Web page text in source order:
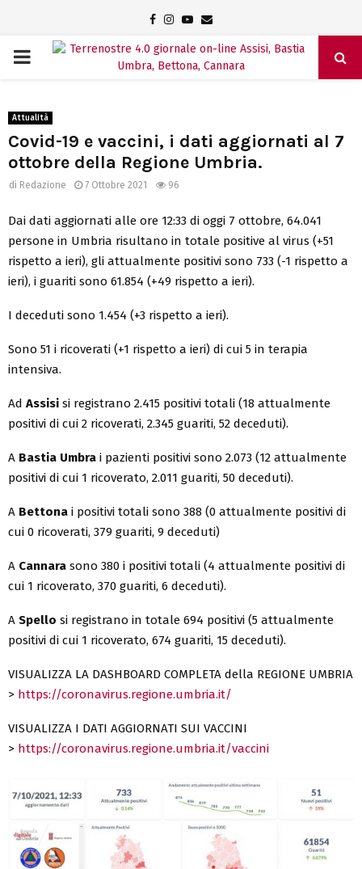
Facebook
Instagram
Youtube
Email
PRIMARY
Attualità
Covid-19 e vaccini, i dati aggiornati al 7
ottobre della Regione Umbria.
di Redazione 7 Ottobre 2021 96
Dai dati aggiornati alle ore 12:33 di oggi 7 ottobre, 64.041
persone in Umbria risultano in totale positive al virus (+51
rispetto a ieri), gli attualmente positivi sono 733 (-1 rispetto a
ieri), i guariti sono 61.854 (+49 rispetto a ieri).
I deceduti sono 1.454 (+3 rispetto a ieri).
Sono 51 i ricoverati (+1 rispetto a ieri) di cui 5 in terapia
intensiva.
Ad Assisi si registrano 2.415 positivi totali (18 attualmente
positivi di cui 2 ricoverati, 2.345 guariti, 52 deceduti).
A Bastia Umbra i pazienti positivi sono 2.073 (12 attualmente
positivi di cui 1 ricoverato, 2.011 guariti, 50 deceduti).
A Bettona i positivi totali sono 388 (0 attualmente positivi di
cui 0 ricoverati, 379 guariti, 9 deceduti)
A Cannara sono 380 i positivi totali (4 attualmente positivi di
cui 1 ricoverato, 370 guariti, 6 deceduti).
A Spello si registrano in totale 694 positivi (5 attualmente
positivi di cui 1 ricoverato, 674 guariti, 15 deceduti).
VISUALIZZA LA DASHBOARD COMPLETA della REGIONE UMBRIA
> https://coronavirus.regione.umbria.it/
VISUALIZZA I DATI AGGIORNATI SUI VACCINI
> https://coronavirus.regione.umbria.it/vaccini